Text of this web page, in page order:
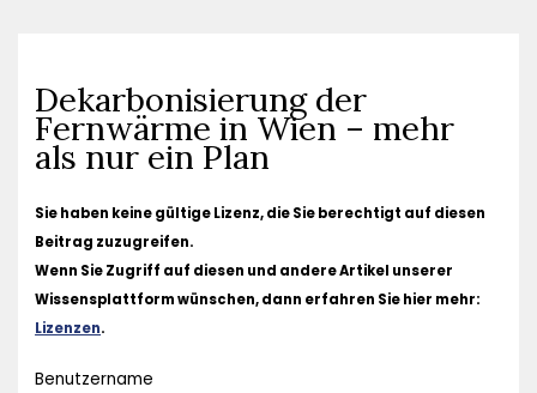
Dekarbonisierung der
Fernwärme in Wien – mehr
als nur ein Plan
Sie haben keine gültige Lizenz, die Sie berechtigt auf diesen
Beitrag zuzugreifen.
Wenn Sie Zugriff auf diesen und andere Artikel unserer
Wissensplattform wünschen, dann erfahren Sie hier mehr:
Lizenzen.
Benutzername